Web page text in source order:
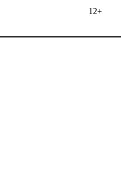
12+